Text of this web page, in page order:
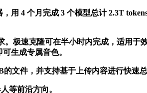
4 个月完成 3 个模型总计 2.3T
速克隆可在半小时内完成，适用于
生成专属音色。
件，并支持基于上传内容进行快速总
等前沿方向。